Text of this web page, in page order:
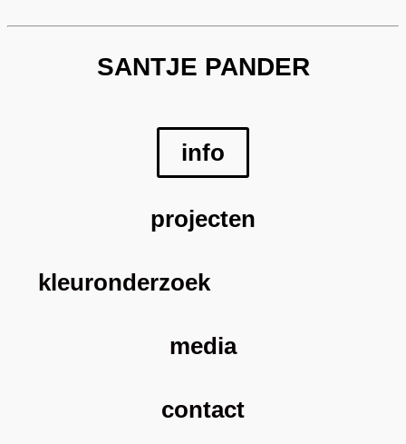
SANTJE PANDER
info
projecten
kleuronderzoek
media
contact